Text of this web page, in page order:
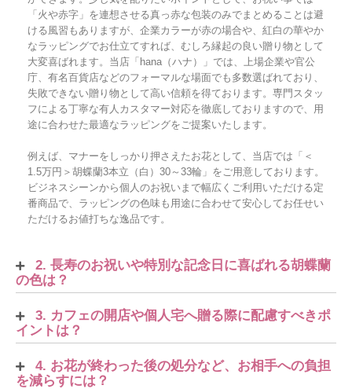
「火や赤字」を連想させる真っ赤な包装のみでまとめることは避
ける風習もありますが、企業カラーが赤の場合や、紅白の華やか
なラッピングでお仕立てすれば、むしろ縁起の良い贈り物として
大変喜ばれます。当店「hana（ハナ）」では、上場企業や官公
庁、有名百貨店などのフォーマルな場面でも多数選ばれており、
失敗できない贈り物として高い信頼を得ております。専門スタッ
フによる丁寧な有人カスタマー対応を徹底しておりますので、用
途に合わせた最適なラッピングをご提案いたします。
例えば、マナーをしっかり押さえたお花として、当店では「＜
1.5万円＞胡蝶蘭3本立（白）30～33輪」をご用意しております。
ビジネスシーンから個人のお祝いまで幅広くご利用いただける定
番商品で、ラッピングの色味も用途に合わせて安心してお任せい
ただけるお値打ちな逸品です。
2. 長寿のお祝いや特別な記念日に喜ばれる胡蝶蘭
の色は？
3. カフェの開店や個人宅へ贈る際に配慮すべきポ
イントは？
4. お花が終わった後の処分など、お相手への負担
を減らすには？